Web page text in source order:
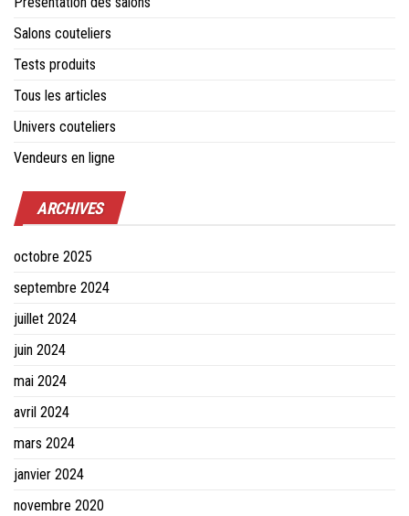
Salons couteliers
Tests produits
Tous les articles
Univers couteliers
Vendeurs en ligne
ARCHIVES
octobre 2025
septembre 2024
juillet 2024
juin 2024
mai 2024
avril 2024
mars 2024
janvier 2024
novembre 2020